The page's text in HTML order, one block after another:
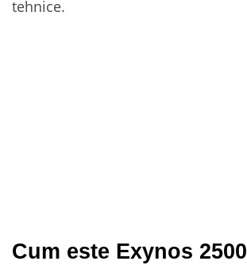
tehnice.
Cum este Exynos 2500